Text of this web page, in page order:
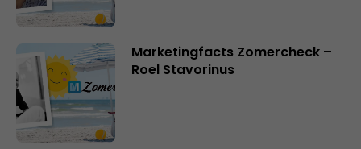
Marketingfacts Zomercheck –
Roel Stavorinus